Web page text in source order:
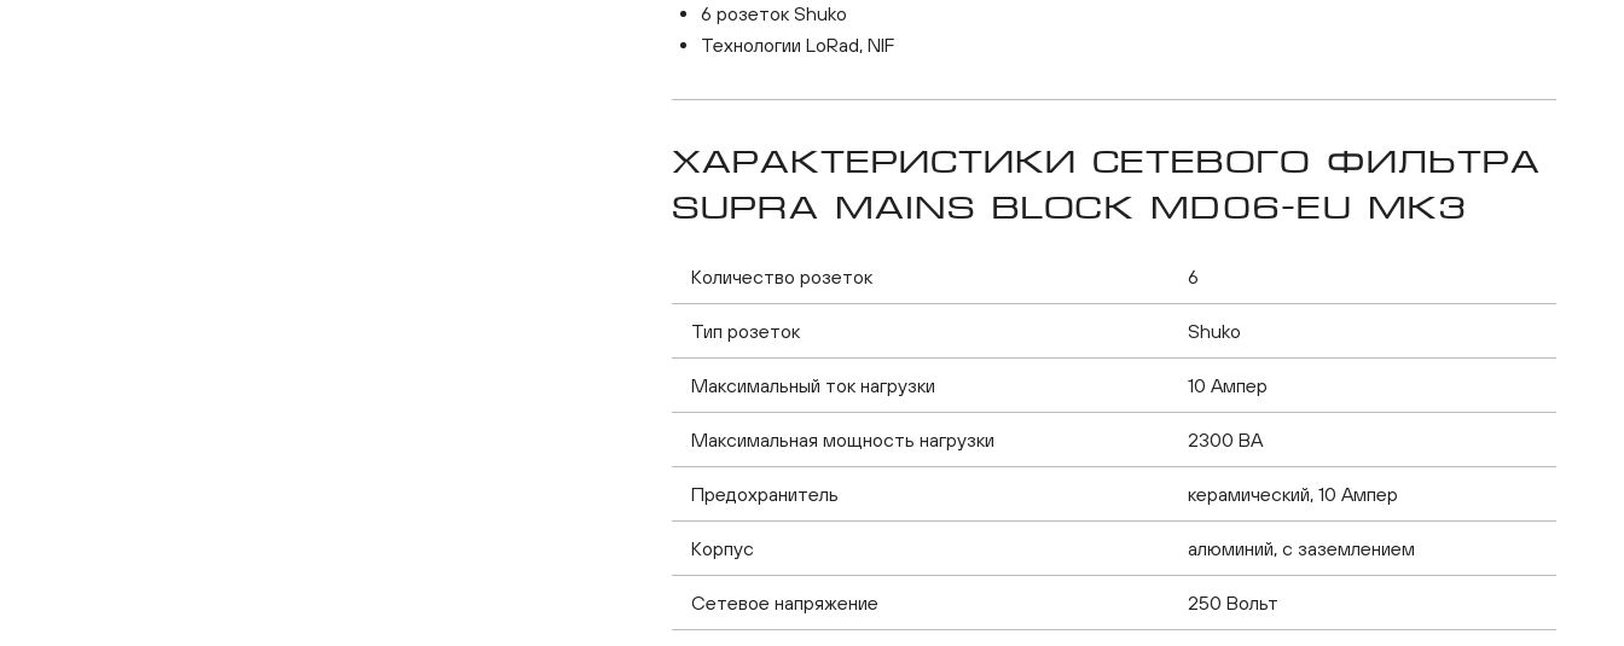
6 розеток Shuko
Технологии LoRad, NIF
Характеристики сетевого фильтра
Supra Mains Block MD06-EU MK3
Количество розеток 6
Тип розеток Shuko
Максимальный ток нагрузки 10 Ампер
Максимальная мощность нагрузки 2300 ВА
Предохранитель керамический, 10 Ампер
Корпус алюминий, с заземлением
Сетевое напряжение 250 Вольт